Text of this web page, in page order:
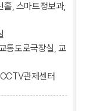
홀, 스마트정보과,
통도로국장실, 교
관제센터